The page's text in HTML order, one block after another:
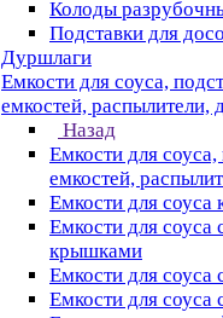
Колоды
Подставки для
Дуршлаги
Емкости для соуса,
емкостей, распылители,
Назад
Емкости для соуса,
емкостей,
Емкости для соуса
Емкости для соуса
крышками
Емкости для соуса
Емкости для соуса